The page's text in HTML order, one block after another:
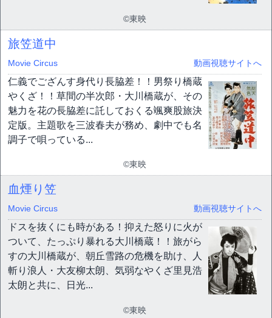
©東映
旅笠道中
Movie Circus 動画視聴サイトへ
仁義でござんす身代り長脇差！！男祭り橋蔵
やくざ！！草間の半次郎・大川橋蔵が、その
魅力を花の長脇差に託しておくる颯爽股旅決
定版。主題歌を三波春夫が務め、劇中でも名
調子で唄っている...
©東映
血煙り笠
Movie Circus 動画視聴サイトへ
ドスを抜くにも時がある！抑えた怒りに火が
ついて、たっぷり暴れる大川橋蔵！！旅がら
すの大川橋蔵が、朝丘雪路の危機を助け、人
斬り浪人・大友柳太朗、気弱なやくざ里見浩
太朗と共に、日光...
©東映